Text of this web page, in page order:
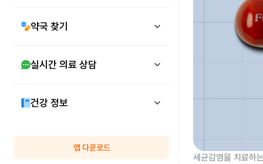
약국 찾기
실시간 의료 상담
건강 정보
앱 다운로드
세균감염을 치료하